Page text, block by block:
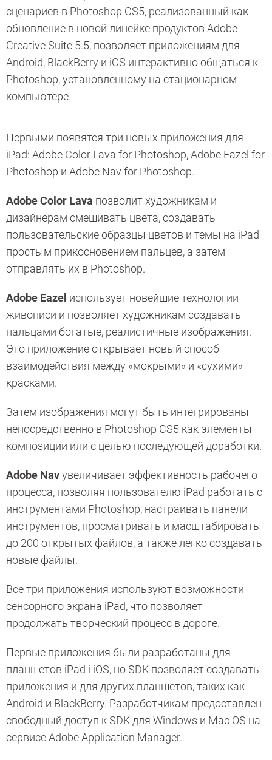
сценариев в Photoshop CS5, реализованный как
обновление в новой линейке продуктов Adobe
Creative Suite 5.5, позволяет приложениям для
Android, BlackBerry и iOS интерактивно общаться к
Photoshop, установленному на стационарном
компьютере.
Первыми появятся три новых приложения для
iPad: Adobe Color Lava for Photoshop, Adobe Eazel for
Photoshop и Adobe Nav for Photoshop.
Adobe Color Lava позволит художникам и
дизайнерам смешивать цвета, создавать
пользовательские образцы цветов и темы на iPad
простым прикосновением пальцев, а затем
отправлять их в Photoshop.
Adobe Eazel использует новейшие технологии
живописи и позволяет художникам создавать
пальцами богатые, реалистичные изображения.
Это приложение открывает новый способ
взаимодействия между «мокрыми» и «сухими»
красками.
Затем изображения могут быть интегрированы
непосредственно в Photoshop CS5 как элементы
композиции или с целью последующей доработки.
Adobe Navувеличивает эффективность рабочего
процесса, позволяя пользователю iPad работать с
инструментами Photoshop, настраивать панели
инструментов, просматривать и масштабировать
до 200 открытых файлов, а также легко создавать
новые файлы.
Все три приложения используют возможности
сенсорного экрана iPad, что позволяет
продолжать творческий процесс в дороге.
Первые приложения были разработаны для
планшетов iPad i iOS, но SDK позволяет создавать
приложения и для других планшетов, таких как
Android и BlackBerry. Разработчикам предоставлен
свободный доступ к SDK для Windows и Mac OS на
сервисе Adobe Application Manager.